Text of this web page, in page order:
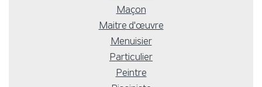
Maçon
Maitre d'œuvre
Menuisier
Particulier
Peintre